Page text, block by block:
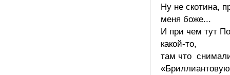
Ну не скотина,
меня боже...
И при чем тут
какой-то,
там что